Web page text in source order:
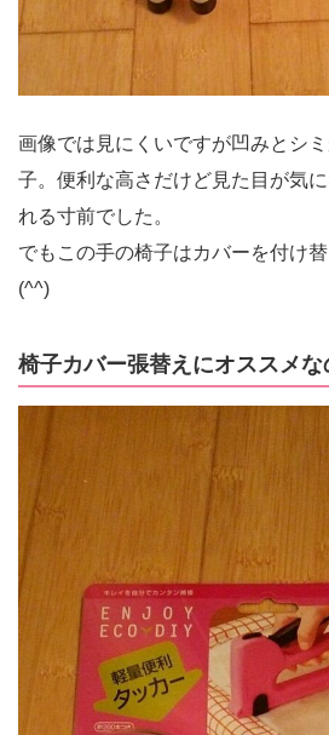
画像では見にくいですが凹みとシ
子。便利な高さだけど見た目が気
れる寸前でした。
でもこの手の椅子はカバーを付け
(^^)
椅子カバー張替えにオススメ